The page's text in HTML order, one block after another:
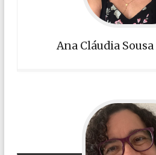
Ana Cláudia